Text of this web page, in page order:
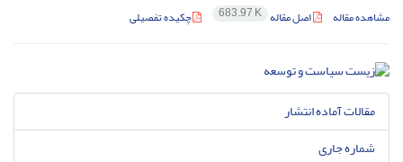
مشاهده مقاله اصل مقاله 683.97 K چکیده تفصیلی
مقالات آماده انتشار
شماره جاری